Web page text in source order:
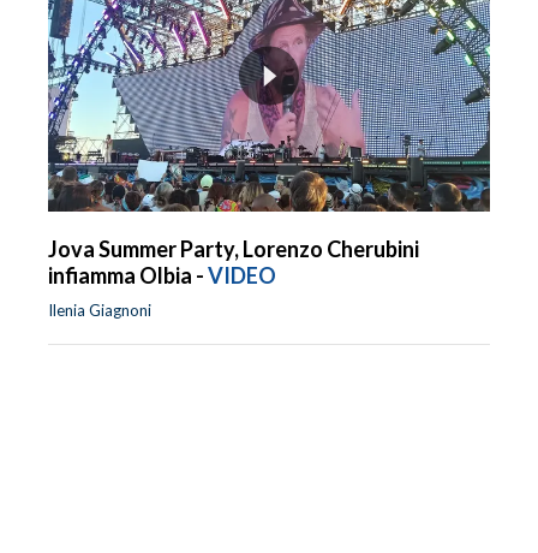
Jova Summer Party, Lorenzo Cherubini
infiamma Olbia -VIDEO
Ilenia Giagnoni